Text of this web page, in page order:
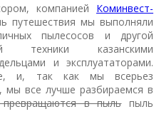
компанией Коминвест-
путешествия мы выполняли
пылесосов и другой
техники казанскими
и эксплуататорами.
и, так как мы всерьез
мы все лучше разбираемся в
в пыльпыль